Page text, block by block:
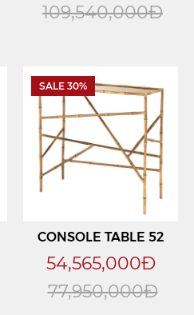
109,540,000Đ
SALE 30%
CONSOLE TABLE 52
54,565,000Đ
77,950,000Đ